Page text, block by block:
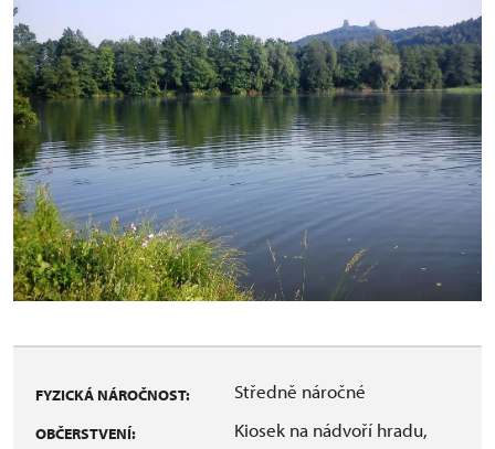
FYZICKÁ NÁROČNOST: Středně náročné
OBČERSTVENÍ:
Kiosek na nádvoří hradu,